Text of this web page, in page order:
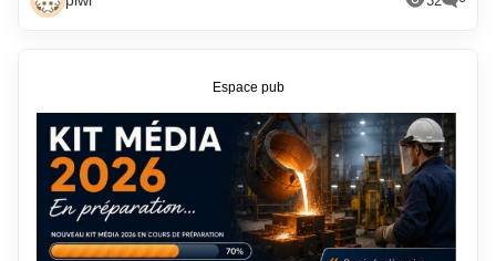
Espace pub